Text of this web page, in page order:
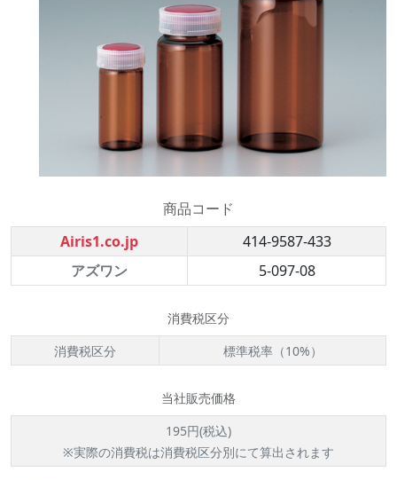
商品コード
Airis1.co.jp
414-9587-433
アズワン
5-097-08
消費税区分
消費税区分
標準税率（10%）
当社販売価格
195円(税込)
※実際の消費税は消費税区分別にて算出されます